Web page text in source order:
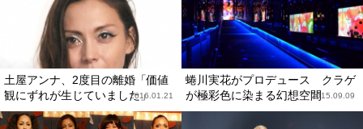
土屋アンナ、2度目の離婚「価値
観にずれが生じていました」2016.01.21
蜷川実花がプロデュース クラゲ
が極彩色に染まる幻想空間2015.09.09